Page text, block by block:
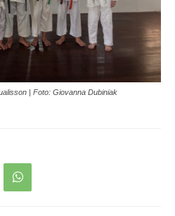
| Foto: Giovanna Dubiniak